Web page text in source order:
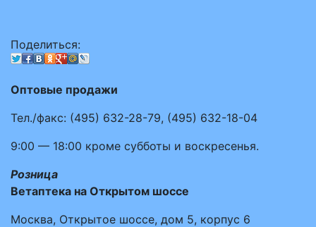
Поделиться:
Оптовые продажи
Тел./факс: (495) 632-28-79, (495) 632-18-04
9:00 — 18:00 кроме субботы и воскресенья.
Розница
Ветаптека на Открытом шоссе
Москва, Открытое шоссе, дом 5, корпус 6